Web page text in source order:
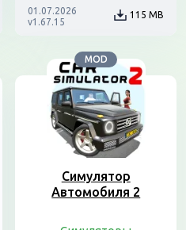
01.07.2026
v1.67.15
115 MB
MOD
Симулятор
Автомобиля 2